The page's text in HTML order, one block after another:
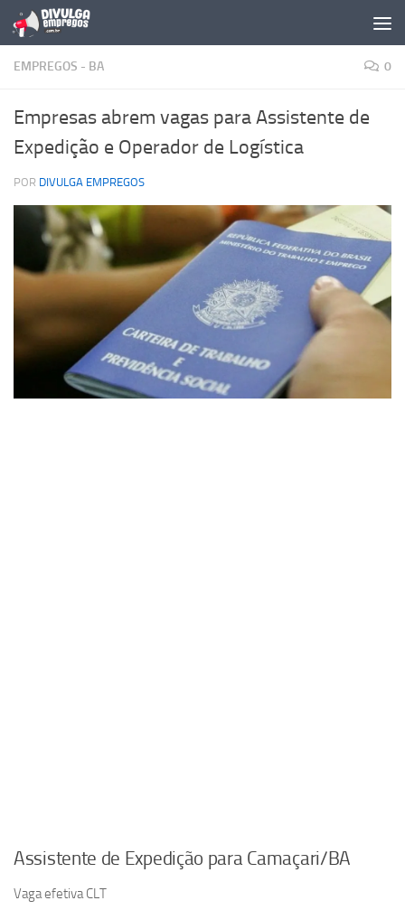
Skip to content
EMPREGOS - BA 0
Empresas abrem vagas para Assistente de
Expedição e Operador de Logística
POR DIVULGA EMPREGOS
Assistente de Expedição para Camaçari/BA
Vaga efetiva CLT